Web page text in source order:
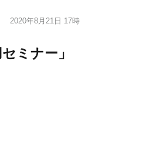
2020年8月21日 17時
ミナー」